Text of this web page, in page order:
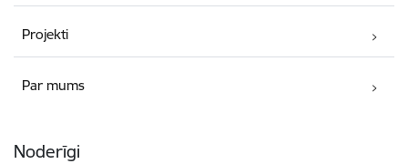
Projekti
Par mums
Noderīgi